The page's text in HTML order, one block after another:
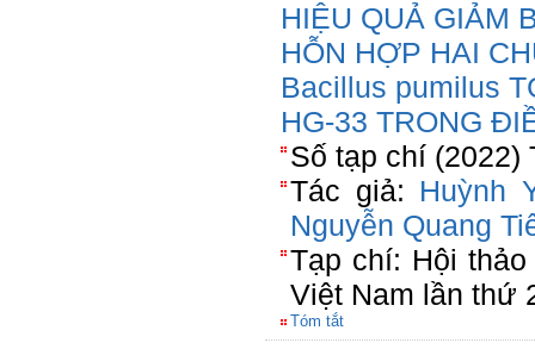
HIỆU QUẢ GIẢM
HỖN HỢP HAI
Bacillus pumilus
HG-33 TRONG
Số tạp chí (2022)
Tác giả: Huỳnh
Nguyễn Quang
Tạp chí: Hội
Việt Nam lần thứ
Tóm tắt